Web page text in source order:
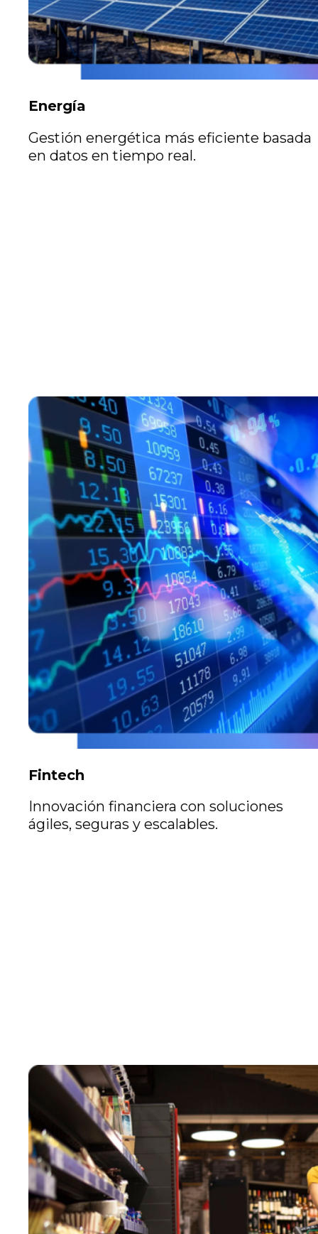
Energía
Gestión energética más eficiente basada
en datos en tiempo real.
Fintech
Innovación financiera con soluciones
ágiles, seguras y escalables.